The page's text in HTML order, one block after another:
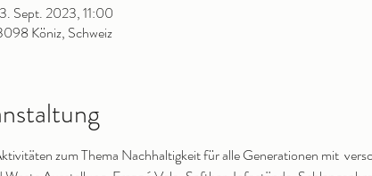
Sept. 2023, 11:00
Köniz, Schweiz
zum Thema Nachhaltigkeit für alle Generationen mit